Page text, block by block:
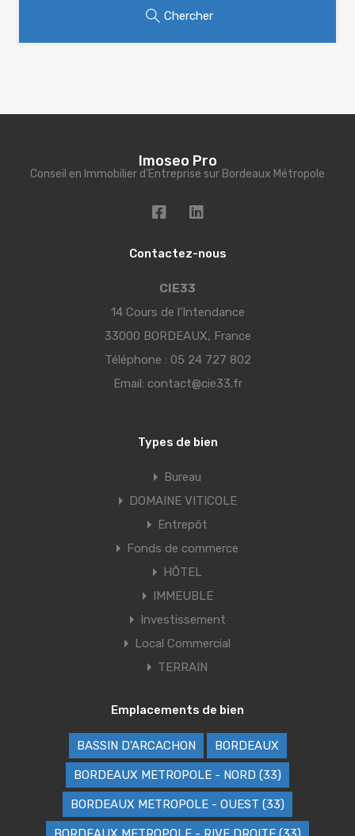
Chercher
Imoseo Pro
Conseil en Immobilier d'Entreprise sur Bordeaux Métropole
Contactez-nous
CIE33
14 Cours de l’Intendance
33000 BORDEAUX, France
Téléphone : 05 24 727 802
Email: contact@cie33.fr
Types de bien
Bureau
DOMAINE VITICOLE
Entrepôt
Fonds de commerce
HÔTEL
IMMEUBLE
Investissement
Local Commercial
TERRAIN
Emplacements de bien
BASSIN D'ARCACHON BORDEAUX
BORDEAUX METROPOLE - NORD (33)
BORDEAUX METROPOLE - OUEST (33)